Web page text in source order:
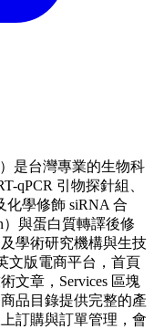
是台灣專業的生物科
qPCR 引物探針組、
學修飾 siRNA 合
）與蛋白質轉譯後修
學術研究機構與生技
文版電商平台，首頁
文章，Services 區塊
品目錄提供完整的產
訂購與訂單管理，會